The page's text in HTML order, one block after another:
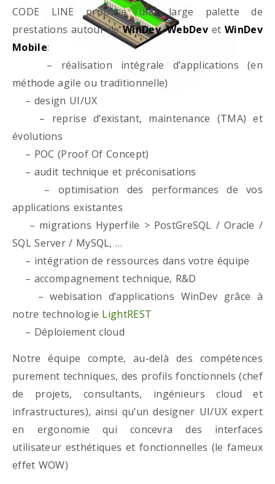
CODE LINE propose une large palette de
prestations autour deWinDev,WebDevet WinDev
Mobile:
– réalisation intégrale d’applications (en
méthode agile ou traditionnelle)
– design UI/UX
– reprise d’existant, maintenance (TMA) et
évolutions
– POC (Proof Of Concept)
– audit technique et préconisations
– optimisation des performances de vos
applications existantes
– migrations Hyperfile > PostGreSQL / Oracle /
SQL Server / MySQL, …
– intégration de ressources dans votre équipe
– accompagnement technique, R&D
– webisation d’applications WinDev grâce à
notre technologie LightREST
– Déploiement cloud
Notre équipe compte, au-delà des compétences
purement techniques, des profils fonctionnels (chef
de projets, consultants, ingénieurs cloud et
infrastructures), ainsi qu’un designer UI/UX expert
en ergonomie qui concevra des interfaces
utilisateur esthétiques et fonctionnelles (le fameux
effet WOW)